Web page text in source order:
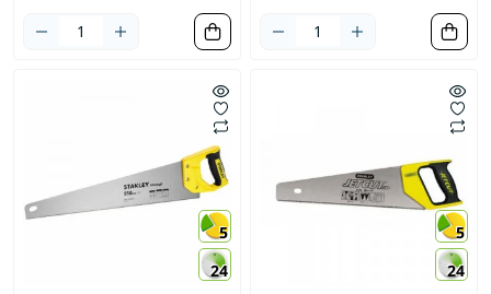
5
24
5
24